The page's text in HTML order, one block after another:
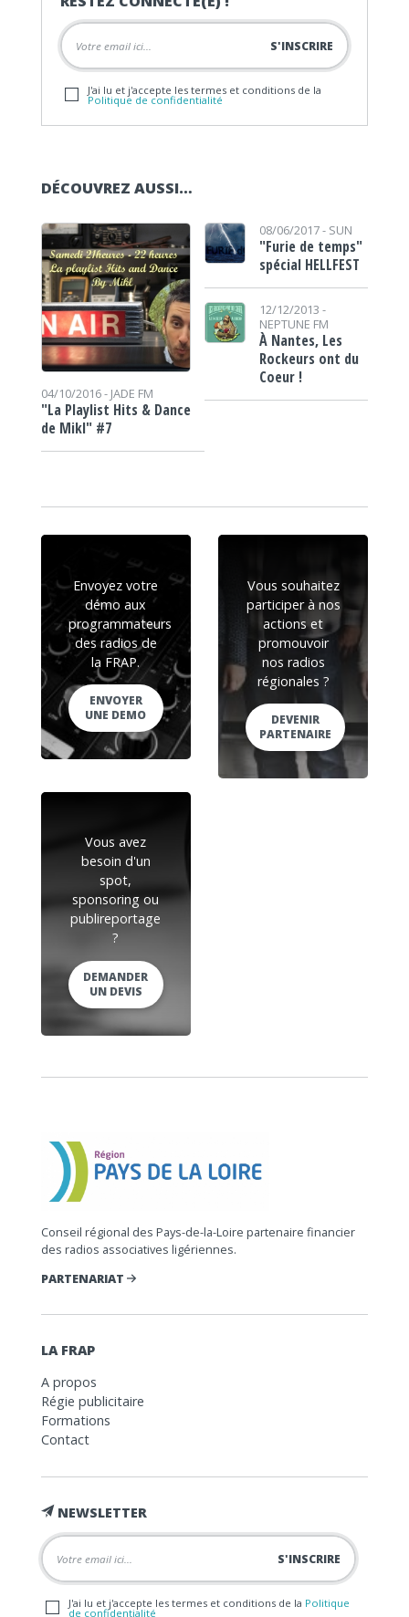
J'ai lu et j'accepte les termes et conditions de la
Politique de confidentialité
DÉCOUVREZ AUSSI…
04/10/2016 - JADE FM
"La Playlist Hits & Dance
de Mikl" #7
08/06/2017 - SUN
"Furie de temps"
spécial HELLFEST
12/12/2013 -
NEPTUNE FM
À Nantes, Les
Rockeurs ont du
Coeur !
Envoyez votre
démo aux
programmateurs
des radios de
la FRAP.
ENVOYER
UNE DEMO
Vous souhaitez
participer à nos
actions et
promouvoir
nos radios
régionales ?
DEVENIR
PARTENAIRE
Vous avez
besoin d'un
spot,
sponsoring ou
publireportage
?
DEMANDER
UN DEVIS
Conseil régional des Pays-de-la-Loire partenaire financier
des radios associatives ligériennes.
PARTENARIAT
LA FRAP
A propos
Régie publicitaire
Formations
Contact
NEWSLETTER
J'ai lu et j'accepte les termes et conditions de la Politique
de confidentialité